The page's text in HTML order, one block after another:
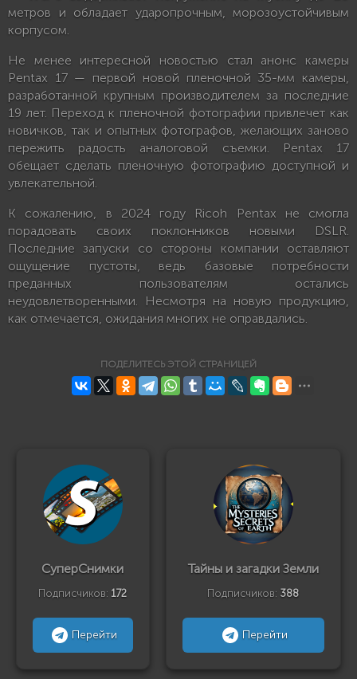
метров и обладает ударопрочным, морозоустойчивым
корпусом.
Не менее интересной новостью стал анонс камеры
Pentax 17 — первой новой пленочной 35-мм камеры,
разработанной крупным производителем за последние
19 лет. Переход к пленочной фотографии привлечет как
новичков, так и опытных фотографов, желающих заново
пережить радость аналоговой съемки. Pentax 17
обещает сделать пленочную фотографию доступной и
увлекательной.
К сожалению, в 2024 году Ricoh Pentax не смогла
порадовать своих поклонников новыми DSLR.
Последние запуски со стороны компании оставляют
ощущение пустоты, ведь базовые потребности
преданных пользователям остались
неудовлетворенными. Несмотря на новую продукцию,
как отмечается, ожидания многих не оправдались.
ПОДЕЛИТЕСЬ ЭТОЙ СТРАНИЦЕЙ
СуперСнимки
Подписчиков: 172
Перейти
Тайны и загадки Земли
Подписчиков: 388
Перейти